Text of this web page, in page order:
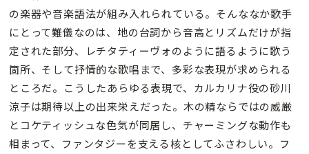
の楽器や音楽語法が組み入れられている。そんななか歌手
にとって難儀なのは、地の台詞から音高とリズムだけが指
定された部分、レチタティーヴォのように語るように歌う
箇所、そして抒情的な歌唱まで、多彩な表現が求められる
ところだ。こうしたあらゆる表現で、カルカリナ役の砂川
涼子は期待以上の出来栄えだった。木の精ならではの威厳
とコケティッシュな色気が同居し、チャーミングな動作も
相まって、ファンタジーを支える核としてふさわしい。フ